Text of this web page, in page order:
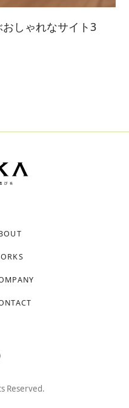
しゃれなサイト3
Reserved.